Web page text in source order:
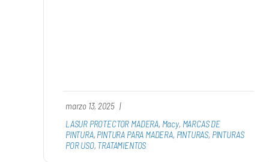
marzo 13, 2025 |
LASUR PROTECTOR MADERA, Macy, MARCAS DE
PINTURA, PINTURA PARA MADERA, PINTURAS, PINTURAS
POR USO, TRATAMIENTOS